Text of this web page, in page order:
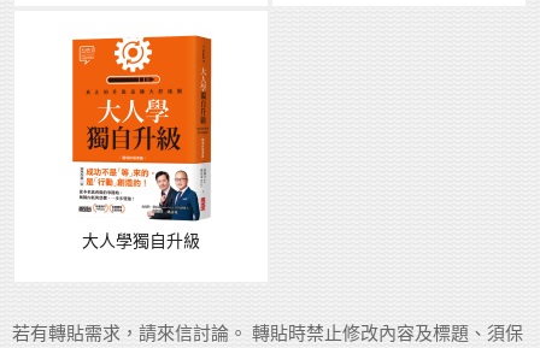
大人學獨自升級
若有轉貼需求，請來信討論。 轉貼時禁止修改內容及標題、須保